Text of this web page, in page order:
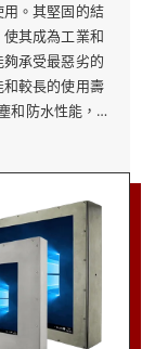
。其堅固的結
其成為工業和
承受最惡劣的
較長的使用壽
和防水性能，確
僅可以保護內
劣條件下保持
配備電阻式觸控
可靠運作。此
要在佩戴防護
且靈敏的觸控
銹鋼電阻機箱
以滿足各個行